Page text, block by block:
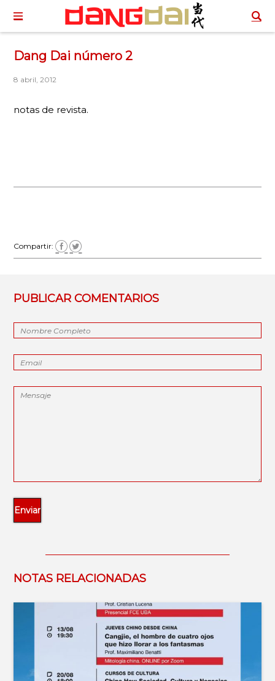
Dang Dai número 2
8 abril, 2012
notas de revista.
Compartir:
PUBLICAR COMENTARIOS
NOTAS RELACIONADAS